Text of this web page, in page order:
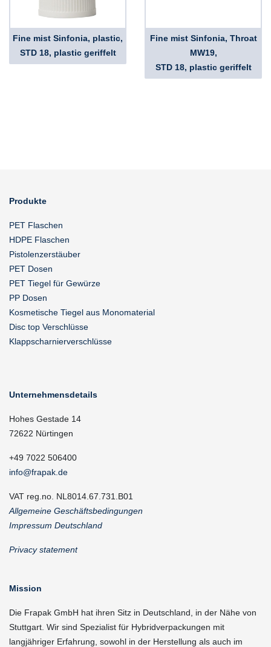
Fine mist Sinfonia, plastic,
STD 18, plastic geriffelt
Fine mist Sinfonia, Throat
MW19,
STD 18, plastic geriffelt
Produkte
PET Flaschen
HDPE Flaschen
Pistolenzerstäuber
PET Dosen
PET Tiegel für Gewürze
PP Dosen
Kosmetische Tiegel aus Monomaterial
Disc top Verschlüsse
Klappscharnierverschlüsse
Unternehmensdetails
Hohes Gestade 14
72622 Nürtingen
+49 7022 506400
info@frapak.de
VAT reg.no. NL8014.67.731.B01
Allgemeine Geschäftsbedingungen
Impressum Deutschland
Privacy statement
Mission
Die Frapak GmbH hat ihren Sitz in Deutschland, in der Nähe von
Stuttgart. Wir sind Spezialist für Hybridverpackungen mit
langjähriger Erfahrung, sowohl in der Herstellung als auch im